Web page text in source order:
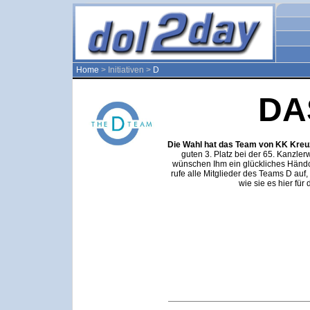
Home > Initiativen > D
Die Wahl hat das Team von KK
guten 3. Platz bei der 65.
wünschen Ihm ein glückliches
rufe alle Mitglieder des Teams D
wie sie es hier für